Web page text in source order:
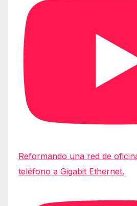
Reformando una red de
teléfono a Gigabit Ethernet.